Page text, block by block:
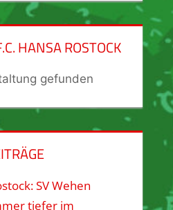
HANSA ROSTOCK
gefunden
SV Wehen
tiefer im